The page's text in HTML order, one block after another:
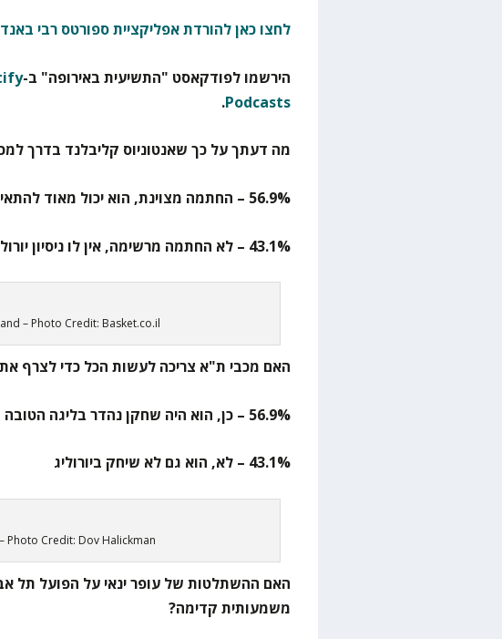
לחצו כאן להורדת אפליקציית ספורטס רבי
הירשמו לפודקאסט "התשיעית באירופה" ב-
Podcasts
.
מה דעתך על כך שאנטוניוס קליבלנד בדרך
56.9% – החתמה מצוינת, הוא יכול מאוד להתאים
43.1% – לא החתמה מרשימה, אין לו ניסיון יורוליג
– Photo Credit: Basket.co.il
האם מכבי ת"א צריכה לעשות הכל כדי לצרף
56.9% – כן, הוא היה שחקן נהדר בליגה הטובה בעולם
43.1% – לא, הוא גם לא שיחק ביורוליג
Photo Credit: Dov Halickman
האם ההשתלטות של עופר ינאי על הפועל תל
משמעותית קדימה?